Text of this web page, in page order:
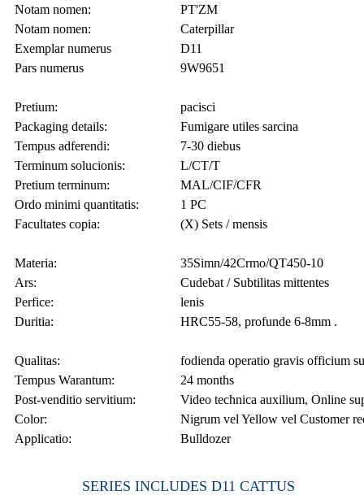
Notam nomen:
PT'ZM
Notam nomen:
Caterpillar
Exemplar numerus
D11
Pars numerus
9W9651
Pretium:
pacisci
Packaging details:
Fumigare utiles sarcina
Tempus adferendi:
7-30 diebus
Terminum solucionis:
L/CT/T
Pretium terminum:
MAL/CIF/CFR
Ordo minimi quantitatis:
1 PC
Facultates copia:
(X) Sets / mensis
Materia:
35Simn/42Crmo/QT450-10
Ars:
Cudebat / Subtilitas mittentes
Perfice:
lenis
Duritia:
HRC55-58, profunde 6-8mm .
Qualitas:
fodienda operatio gravis officium
Tempus Warantum:
24 months
Post-venditio servitium:
Video technica auxilium, Online
Color:
Nigrum vel Yellow vel Customer
Applicatio:
Bulldozer
SERIES INCLUDES D11 CATTUS